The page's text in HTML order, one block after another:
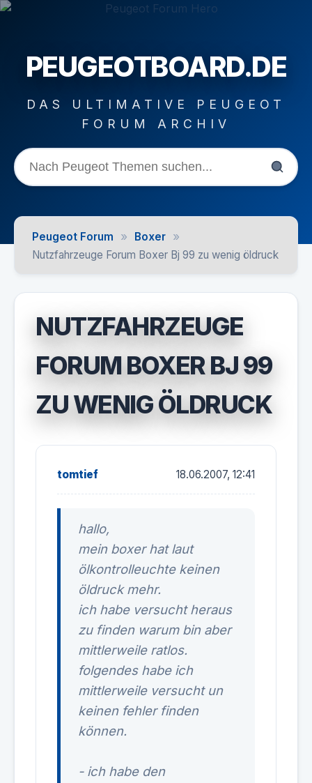
PEUGEOTBOARD.DE
DAS ULTIMATIVE PEUGEOT
FORUM ARCHIV
Peugeot Forum » Boxer »
Nutzfahrzeuge Forum Boxer Bj 99 zu wenig öldruck
NUTZFAHRZEUGE
FORUM BOXER BJ 99
ZU WENIG ÖLDRUCK
tomtief 18.06.2007, 12:41
hallo,
mein boxer hat laut
ölkontrolleuchte keinen
öldruck mehr.
ich habe versucht heraus
zu finden warum bin aber
mittlerweile ratlos.
folgendes habe ich
mittlerweile versucht un
keinen fehler finden
können.
- ich habe den